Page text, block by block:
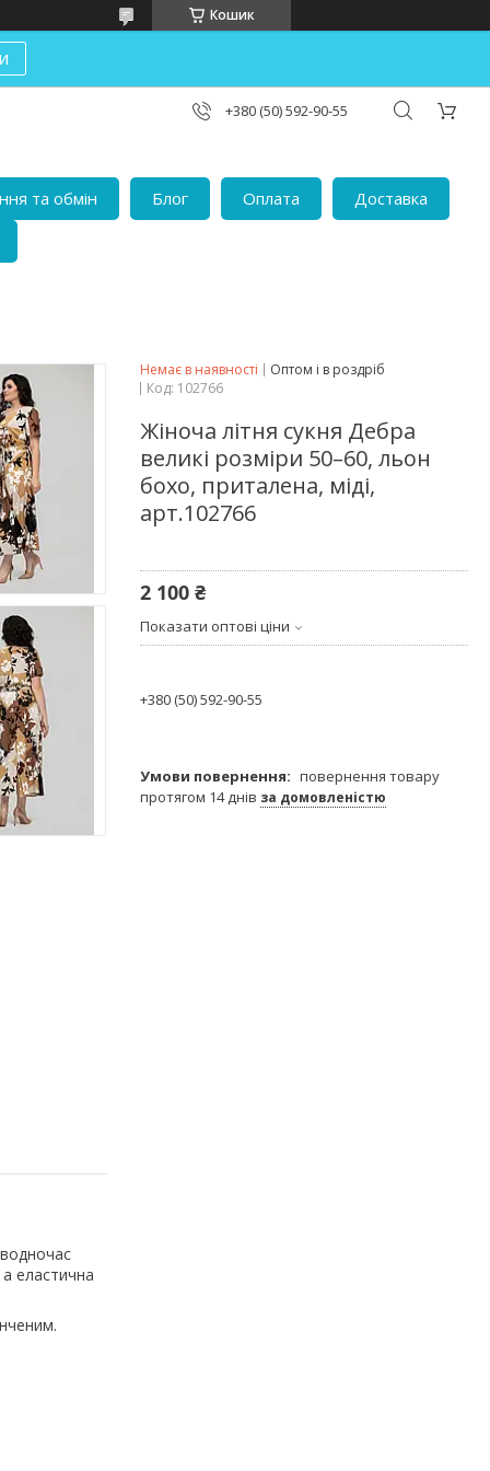
Кошик
+380 (50) 592-90-55
та обмін Блог Оплата
Доставка
еластична
Немає в наявності
Оптом і в роздріб
Код: 102766
Жіноча літня сукня Дебра
великі розміри 50–60, льон
бохо, приталена, міді,
арт.102766
2 100 ₴
Показати оптові ціни
+380 (50) 592-90-55
повернення товару
протягом 14 днів за домовленістю